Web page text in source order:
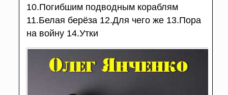
10.Погибшим подводным кораблям
11.Белая берёза 12.Для чего же 13.Пора
на войну 14.Утки